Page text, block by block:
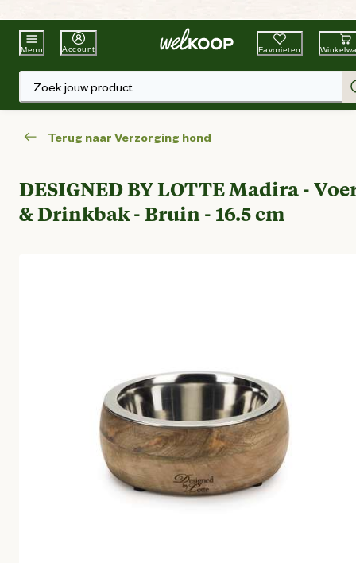
Beste WinkelketenTuin & Dier
Menu Account Favorieten
Zoek jouw product.
Terug naar Verzorging hond
DESIGNED BY LOTTE Madira -
& Drinkbak - Bruin - 16.5 cm